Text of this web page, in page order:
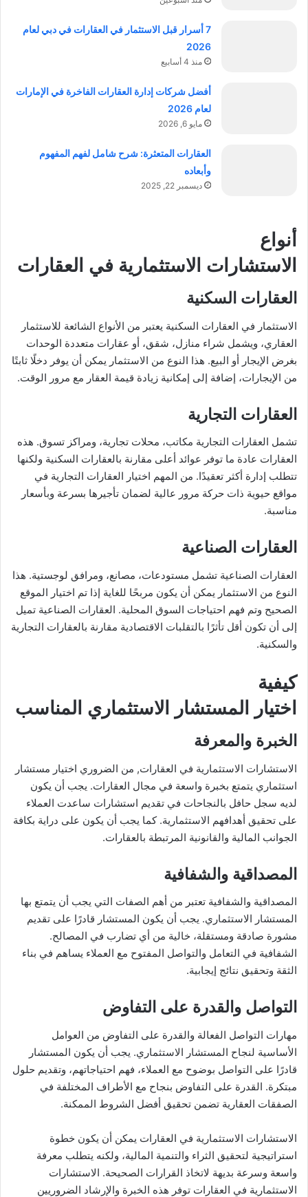
7 أسرار قبل الاستثمار في العقارات في دبي لعام
2026
منذ 4 أسابيع
أفضل شركات إدارة العقارات الفاخرة في الإمارات
لعام 2026
مايو 6, 2026
العقارات المتعثرة: شرح شامل لفهم المفهوم
وأبعاده
ديسمبر 22, 2025
أنواع
الاستشارات الاستثمارية في العقارات
العقارات السكنية
الاستثمار في العقارات السكنية يعتبر من الأنواع الشائعة للاستثمار
العقاري، ويشمل شراء منازل، شقق، أو عقارات متعددة الوحدات
بغرض الإيجار أو البيع. هذا النوع من الاستثمار يمكن أن يوفر دخلًا ثابتًا
من الإيجارات، إضافة إلى إمكانية زيادة قيمة العقار مع مرور الوقت.
العقارات التجارية
تشمل العقارات التجارية مكاتب، محلات تجارية، ومراكز تسوق. هذه
العقارات عادة ما توفر عوائد أعلى مقارنة بالعقارات السكنية ولكنها
تتطلب إدارة أكثر تعقيدًا. من المهم اختيار العقارات التجارية في
مواقع حيوية ذات حركة مرور عالية لضمان تأجيرها بسرعة وبأسعار
مناسبة.
العقارات الصناعية
العقارات الصناعية تشمل مستودعات، مصانع، ومرافق لوجستية. هذا
النوع من الاستثمار يمكن أن يكون مربحًا للغاية إذا تم اختيار الموقع
الصحيح وتم فهم احتياجات السوق المحلية. العقارات الصناعية تميل
إلى أن تكون أقل تأثرًا بالتقلبات الاقتصادية مقارنة بالعقارات التجارية
والسكنية.
كيفية
اختيار المستشار الاستثماري المناسب
الخبرة والمعرفة
الاستشارات الاستثمارية في العقارات, من الضروري اختيار مستشار
استثماري يتمتع بخبرة واسعة في مجال العقارات. يجب أن يكون
لديه سجل حافل بالنجاحات في تقديم استشارات ساعدت العملاء
على تحقيق أهدافهم الاستثمارية. كما يجب أن يكون على دراية بكافة
الجوانب المالية والقانونية المرتبطة بالعقارات.
المصداقية والشفافية
المصداقية والشفافية تعتبر من أهم الصفات التي يجب أن يتمتع بها
المستشار الاستثماري. يجب أن يكون المستشار قادرًا على تقديم
مشورة صادقة ومستقلة، خالية من أي تضارب في المصالح.
الشفافية في التعامل والتواصل المفتوح مع العملاء يساهم في بناء
الثقة وتحقيق نتائج إيجابية.
التواصل والقدرة على التفاوض
مهارات التواصل الفعالة والقدرة على التفاوض من العوامل
الأساسية لنجاح المستشار الاستثماري. يجب أن يكون المستشار
قادرًا على التواصل بوضوح مع العملاء، فهم احتياجاتهم، وتقديم حلول
مبتكرة. القدرة على التفاوض بنجاح مع الأطراف المختلفة في
الصفقات العقارية تضمن تحقيق أفضل الشروط الممكنة.
الاستشارات الاستثمارية في العقارات يمكن أن يكون خطوة
استراتيجية لتحقيق الثراء والتنمية المالية، ولكنه يتطلب معرفة
واسعة وسرعة بديهة لاتخاذ القرارات الصحيحة. الاستشارات
الاستثمارية في العقارات توفر هذه الخبرة والإرشاد الضروريين